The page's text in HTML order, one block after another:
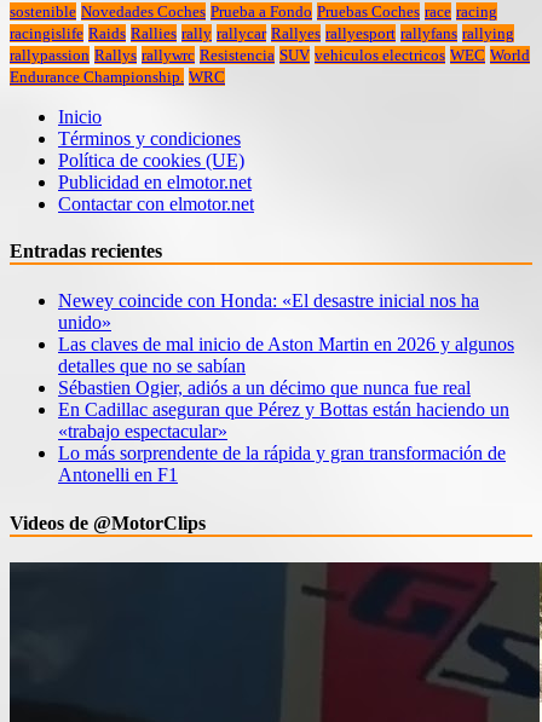
sostenible Novedades Coches Prueba a Fondo Pruebas Coches race racing
racingislife Raids Rallies rally rallycar Rallyes rallyesport rallyfans rallying
rallypassion Rallys rallywrc Resistencia SUV vehiculos electricos WEC World
Endurance Championship. WRC
Inicio
Términos y condiciones
Política de cookies (UE)
Publicidad en elmotor.net
Contactar con elmotor.net
Entradas recientes
Newey coincide con Honda: «El desastre inicial nos ha
unido»
Las claves de mal inicio de Aston Martin en 2026 y algunos
detalles que no se sabían
Sébastien Ogier, adiós a un décimo que nunca fue real
En Cadillac aseguran que Pérez y Bottas están haciendo un
«trabajo espectacular»
Lo más sorprendente de la rápida y gran transformación de
Antonelli en F1
Videos de @MotorClips